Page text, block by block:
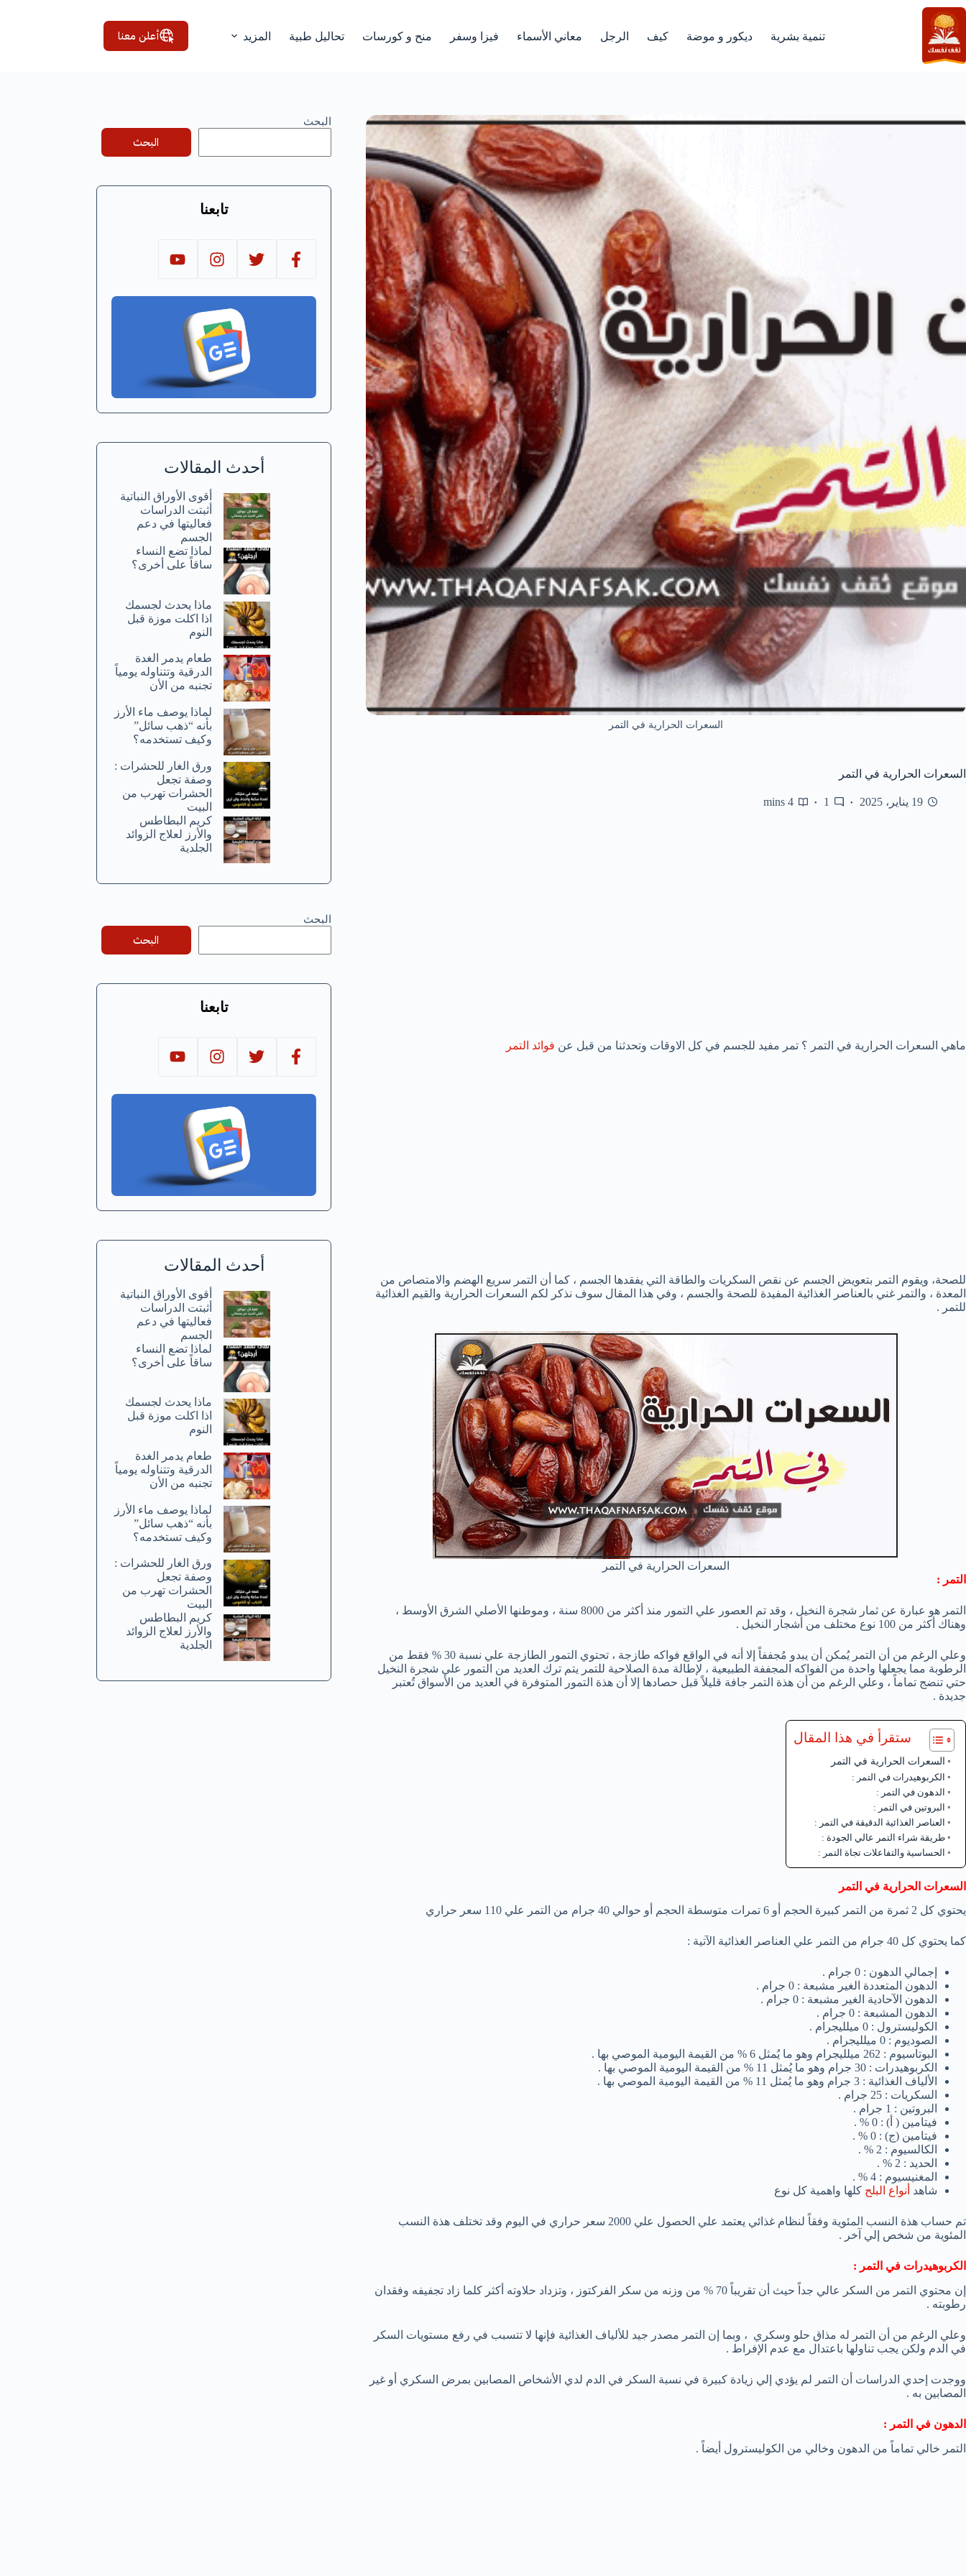
التجاوز
إلى
المحتوى
تنمية بشرية ديكور و موضة كيف الرجل معاني الأسماء فيزا وسفر منح و كورسات تحاليل طبية المزيد أعلن معنا
السعرات الحرارية في التمر
السعرات الحرارية في التمر
19 يناير، 2025 1
4 mins
ماهي السعرات الحرارية في التمر ؟ تمر مفيد للجسم في كل الاوقات وتحدثنا من قبل عن فوائد التمر
للصحة، ويقوم التمر بتعويض الجسم عن نقص السكريات والطاقة التي يفقدها الجسم ، كما أن التمر سريع الهضم والامتصاص من
المعدة ، والتمر غني بالعناصر الغذائية المفيدة للصحة والجسم ، وفي هذا المقال سوف نذكر لكم السعرات الحرارية والقيم الغذائية
للتمر .
السعرات الحرارية في التمر
التمر :
التمر هو عبارة عن ثمار شجرة النخيل ، وقد تم العصور علي التمور منذ أكثر من 8000 سنة ، وموطنها الأصلي الشرق الأوسط ،
وهناك أكثر من 100 نوع مختلف من أشجار النخيل .
وعلي الرغم من أن التمر يُمكن أن يبدو مُجففاً إلا أنه في الواقع فواكه طازجة ، تحتوي التمور الطازجة علي نسبة 30 % فقط من
الرطوبة مما يجعلها واحدة من الفواكه المجففة الطبيعية ، لإطالة مدة الصلاحية للتمر يتم ترك العديد من التمور علي شجرة النخيل
حتي تنضج تماماً ، وعلي الرغم من أن هذة التمر جافة قليلاً قبل حصادها إلا أن هذة التمور المتوفرة في العديد من الأسواق تُعتبر
جديدة .
ستقرأ في هذا المقال
السعرات الحرارية في التمر
الكربوهيدرات في التمر :
الدهون في التمر :
البروتين في التمر :
العناصر الغذائية الدقيقة في التمر :
طريقة شراء التمر عالي الجودة :
الحساسية والتفاعلات تجاة التمر :
السعرات الحرارية في التمر
يحتوي كل 2 ثمرة من التمر كبيرة الحجم أو 6 تمرات متوسطة الحجم أو حوالي 40 جرام من التمر علي 110 سعر حراري
كما يحتوي كل 40 جرام من التمر علي العناصر الغذائية الآتية :
إجمالي الدهون : 0 جرام .
الدهون المتعددة الغير مشبعة : 0 جرام .
الدهون الآحادية الغير مشبعة : 0 جرام .
الدهون المشبعة : 0 جرام .
الكوليسترول : 0 ميلليجرام .
الصوديوم : 0 ميلليجرام .
البوتاسيوم : 262 ميلليجرام وهو ما يُمثل 6 % من القيمة اليومية الموصي بها .
الكربوهيدرات : 30 جرام وهو ما يُمثل 11 % من القيمة اليومية الموصي بها .
الألياف الغذائية : 3 جرام وهو ما يُمثل 11 % من القيمة اليومية الموصي بها .
السكريات : 25 جرام .
البروتين : 1 جرام .
فيتامين ( أ) : 0 % .
فيتامين (ج) : 0 % .
الكالسيوم : 2 % .
الحديد : 2 % .
المغنيسيوم : 4 % .
شاهد أنواع البلح كلها واهمية كل نوع
تم حساب هذة النسب المئوية وفقاً لنظام غذائي يعتمد علي الحصول علي 2000 سعر حراري في اليوم وقد تختلف هذة النسب
المئوية من شخص إلي آخر .
الكربوهيدرات في التمر :
إن محتوي التمر من السكر عالي جداً حيث أن تقريباً 70 % من وزنه من سكر الفركتوز ، وتزداد حلاوته أكثر كلما زاد تجفيفه وفقدان
رطوبته .
وعلي الرغم من أن التمر له مذاق حلو وسكري ، وبما إن التمر مصدر جيد للألياف الغذائية فإنها لا تتسبب في رفع مستويات السكر
في الدم ولكن يجب تناولها باعتدال مع عدم الإفراط .
ووجدت إحدي الدراسات أن التمر لم يؤدي إلي زيادة كبيرة في نسبة السكر في الدم لدي الأشخاص المصابين بمرض السكري أو غير
المصابين به .
الدهون في التمر :
التمر خالي تماماً من الدهون وخالي من الكوليسترول أيضاً .
البحث
البحث
تابعنا
أحدث المقالات
أقوى الأوراق النباتية
أثبتت الدراسات
فعاليتها في دعم
الجسم
لماذا تضع النساء
ساقاً على أخرى؟
ماذا يحدث لجسمك
اذا اكلت موزة قبل
النوم
طعام يدمر الغدة
الدرقية وتتناوله يومياً
تجنبه من الأن
لماذا يوصف ماء الأرز
بأنه “ذهب سائل”
وكيف تستخدمه؟
ورق الغار للحشرات :
وصفة تجعل
الحشرات تهرب من
البيت
كريم البطاطس
والأرز لعلاج الزوائد
الجلدية
البحث
البحث
تابعنا
أحدث المقالات
أقوى الأوراق النباتية
أثبتت الدراسات
فعاليتها في دعم
الجسم
لماذا تضع النساء
ساقاً على أخرى؟
ماذا يحدث لجسمك
اذا اكلت موزة قبل
النوم
طعام يدمر الغدة
الدرقية وتتناوله يومياً
تجنبه من الأن
لماذا يوصف ماء الأرز
بأنه “ذهب سائل”
وكيف تستخدمه؟
ورق الغار للحشرات :
وصفة تجعل
الحشرات تهرب من
البيت
كريم البطاطس
والأرز لعلاج الزوائد
الجلدية